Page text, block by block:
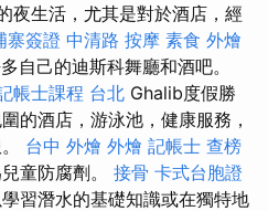
夜生活，尤其是對於酒店，經
寨簽證 中清路 按摩 素食 外燴
自己的迪斯科舞廳和酒吧。
帳士課程 台北 Ghalib度假勝
的酒店，游泳池，健康服務，
台中 外燴 外燴 記帳士 查榜
童防腐劑。 接骨 卡式台胞證
習潛水的基礎知識或在獨特地